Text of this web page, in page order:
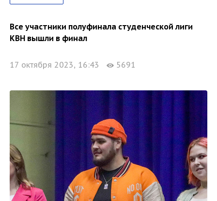
В АСПИРАНТУРУ
Все участники полуфинала студенческой лиги
КВН вышли в финал
17 октября 2023, 16:43 5691